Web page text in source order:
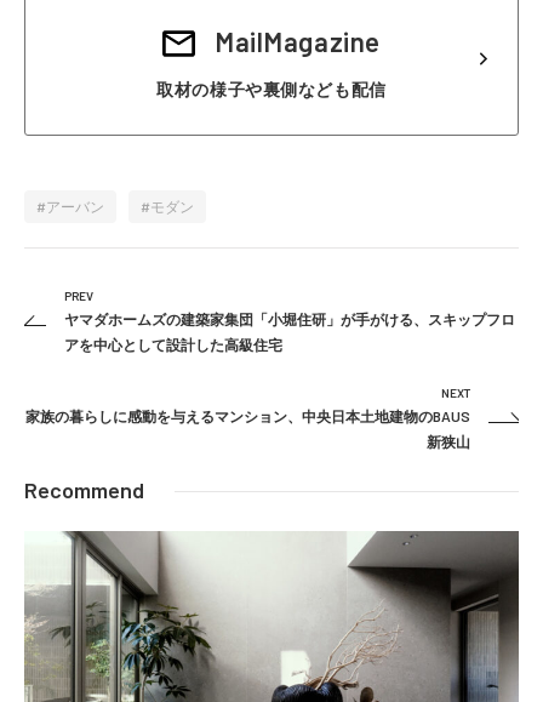
MailMagazine
取材の様子や裏側なども配信
アーバン モダン
PREV
ヤマダホームズの建築家集団「小堀住研」が手がける、スキップフロ
アを中心として設計した高級住宅
NEXT
家族の暮らしに感動を与えるマンション、中央日本土地建物のBAUS
新狭山
Recommend